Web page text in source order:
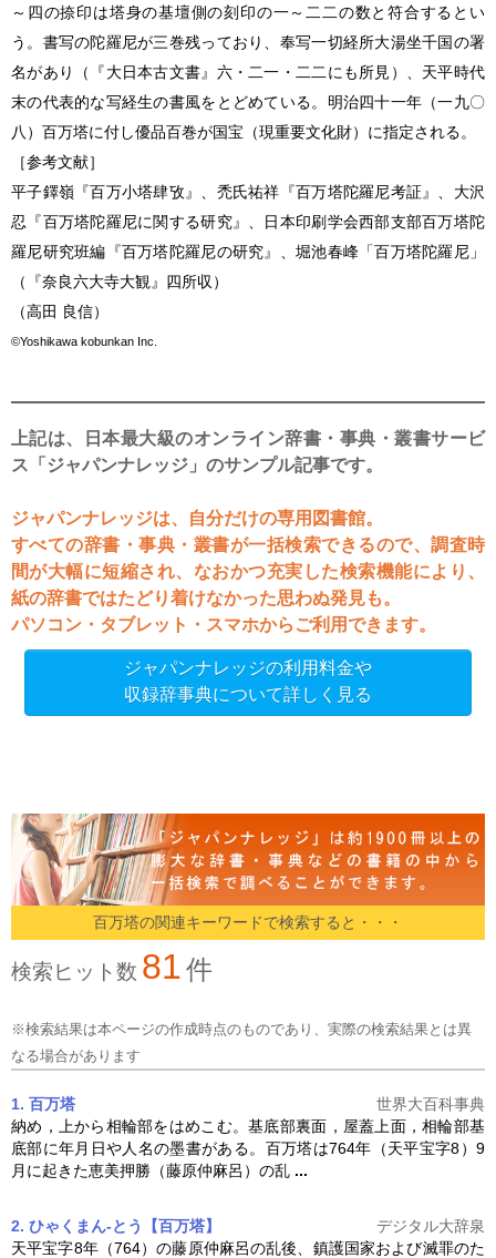
～四の捺印は塔身の基壇側の刻印の一～二二の数と符合するとい
う。書写の陀羅尼が三巻残っており、奉写一切経所大湯坐千国の署
名があり（『大日本古文書』六・二一・二二にも所見）、天平時代
末の代表的な写経生の書風をとどめている。明治四十一年（一九〇
八）百万塔に付し優品百巻が国宝（現重要文化財）に指定される。
［参考文献］
平子鐸嶺『百万小塔肆攷』、禿氏祐祥『百万塔陀羅尼考証』、大沢
忍『百万塔陀羅尼に関する研究』、日本印刷学会西部支部百万塔陀
羅尼研究班編『百万塔陀羅尼の研究』、堀池春峰「百万塔陀羅尼」
（『奈良六大寺大観』四所収）
（高田 良信）
©Yoshikawa kobunkan Inc.
上記は、日本最大級のオンライン辞書・事典・叢書サービ
ス「ジャパンナレッジ」のサンプル記事です。
ジャパンナレッジは、自分だけの専用図書館。
すべての辞書・事典・叢書が一括検索できるので、調査時
間が大幅に短縮され、なおかつ充実した検索機能により、
紙の辞書ではたどり着けなかった思わぬ発見も。
パソコン・タブレット・スマホからご利用できます。
ジャパンナレッジの利用料金や
収録辞事典について詳しく見る
百万塔の関連キーワードで検索すると・・・
検索ヒット数 81件
※検索結果は本ページの作成時点のものであり、実際の検索結果とは異
なる場合があります
1. 百万塔
世界大百科事典
納め，上から相輪部をはめこむ。基底部裏面，屋蓋上面，相輪部基
底部に年月日や人名の墨書がある。 百万塔は764年（天平宝字8）9
月に起きた恵美押勝（藤原仲麻呂）の乱 ...
2. ひゃくまん‐とう【百万塔】
デジタル大辞泉
天平宝字8年（764）の藤原仲麻呂の乱後、鎮護国家および滅罪のた